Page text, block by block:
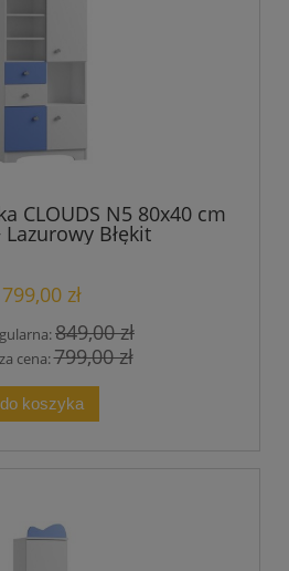
CLOUDS N5 80x40 cm
Błękit
799,00 zł
849,00 zł
cena:799,00 zł
do koszyka